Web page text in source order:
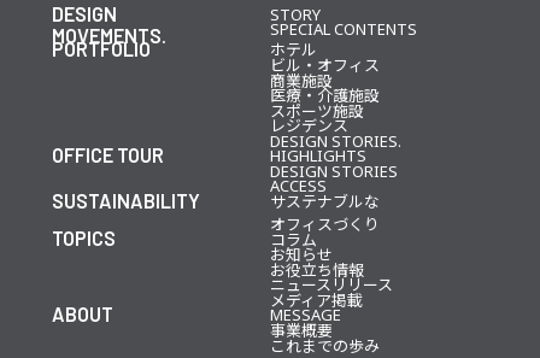
DESIGN
MOVEMENTS.
STORY
SPECIAL CONTENTS
PORTFOLIO ホテル
ビル・オフィス
商業施設
医療・介護施設
スポーツ施設
レジデンス
DESIGN STORIES.
OFFICE TOUR HIGHLIGHTS
DESIGN STORIES
ACCESS
SUSTAINABILITY
サステナブルな
オフィスづくり
TOPICS コラム
お知らせ
お役立ち情報
ニュースリリース
メディア掲載
ABOUT MESSAGE
事業概要
これまでの歩み